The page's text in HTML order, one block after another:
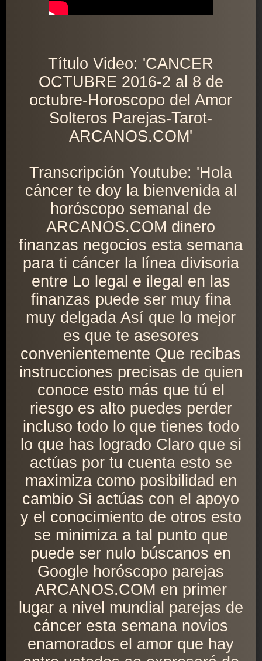
Título Video: 'CANCER
OCTUBRE 2016-2 al 8 de
octubre-Horoscopo del Amor
Solteros Parejas-Tarot-
ARCANOS.COM'
Transcripción Youtube: 'Hola
cáncer te doy la bienvenida al
horóscopo semanal de
ARCANOS.COM dinero
finanzas negocios esta semana
para ti cáncer la línea divisoria
entre Lo legal e ilegal en las
finanzas puede ser muy fina
muy delgada Así que lo mejor
es que te asesores
convenientemente Que recibas
instrucciones precisas de quien
conoce esto más que tú el
riesgo es alto puedes perder
incluso todo lo que tienes todo
lo que has logrado Claro que si
actúas por tu cuenta esto se
maximiza como posibilidad en
cambio Si actúas con el apoyo
y el conocimiento de otros esto
se minimiza a tal punto que
puede ser nulo búscanos en
Google horóscopo parejas
ARCANOS.COM en primer
lugar a nivel mundial parejas de
cáncer esta semana novios
enamorados el amor que hay